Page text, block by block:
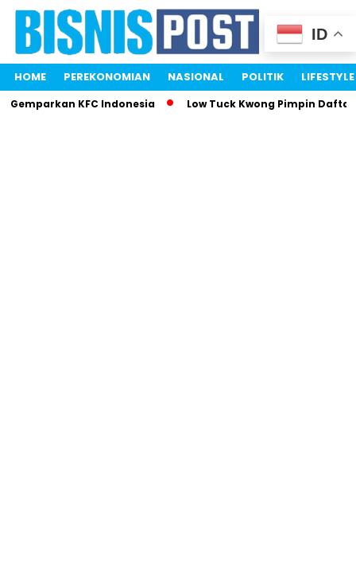
HOME PEREKONOMIAN NASIONAL POLITIK LIFESTYLE
KFC Indonesia Low Tuck Kwong Pimpin
ID